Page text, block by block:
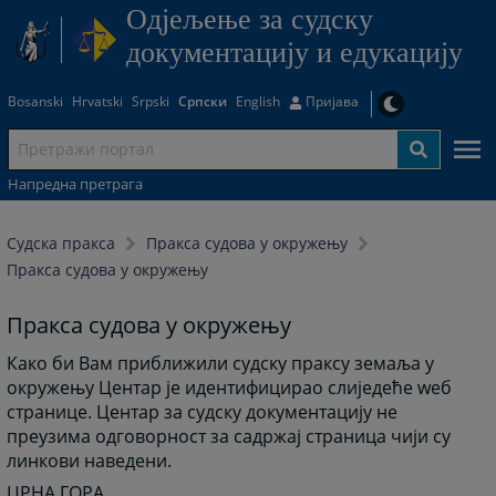
Одjељење за судску
документацију и едукацију
Bosanski Hrvatski Srpski Српски English Пријава
Напредна претрага
Судска пракса
Пракса судова у окружењу
Пракса судова у окружењу
Пракса судова у окружењу
Како би Вам приближили судску праксу земаља у
окружењу Центар је идентифицирао слиједеће wеб
странице. Центар за судску документацију не
преузима одговорност за садржај страница чији су
линкови наведени.